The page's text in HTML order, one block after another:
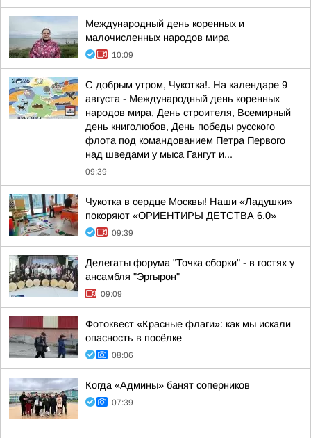
Международный день коренных и
малочисленных народов мира
10:09
С добрым утром, Чукотка!. На календаре 9
августа - Международный день коренных
народов мира, День строителя, Всемирный
день книголюбов, День победы русского
флота под командованием Петра Первого
над шведами у мыса Гангут и...
09:39
Чукотка в сердце Москвы! Наши «Ладушки»
покоряют «ОРИЕНТИРЫ ДЕТСТВА 6.0»
09:39
Делегаты форума "Точка сборки" - в гостях у
ансамбля "Эргырон"
09:09
Фотоквест «Красные флаги»: как мы искали
опасность в посёлке
08:06
Когда «Админы» банят соперников
07:39